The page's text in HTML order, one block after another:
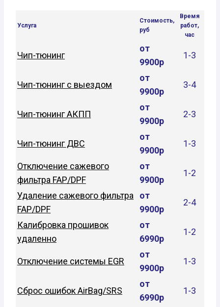
Услуга
Стоимость,
руб
Время
работ,
час
Чип-тюнинг
от
9900р
1-3
Чип-тюнинг с выездом
от
9900р
3-4
Чип-тюнинг АКПП
от
9900р
2-3
Чип-тюнинг ДВС
от
9900р
1-3
Отключение сажевого
фильтра FAP/DPF
от
9900р
1-2
Удаление сажевого фильтра
FAP/DPF
от
9900р
2-4
Калибровка прошивок
удаленно
от
6990р
1-2
Отключение системы EGR
от
9900р
1-3
Сброс ошибок AirBag/SRS
от
6990р
1-3